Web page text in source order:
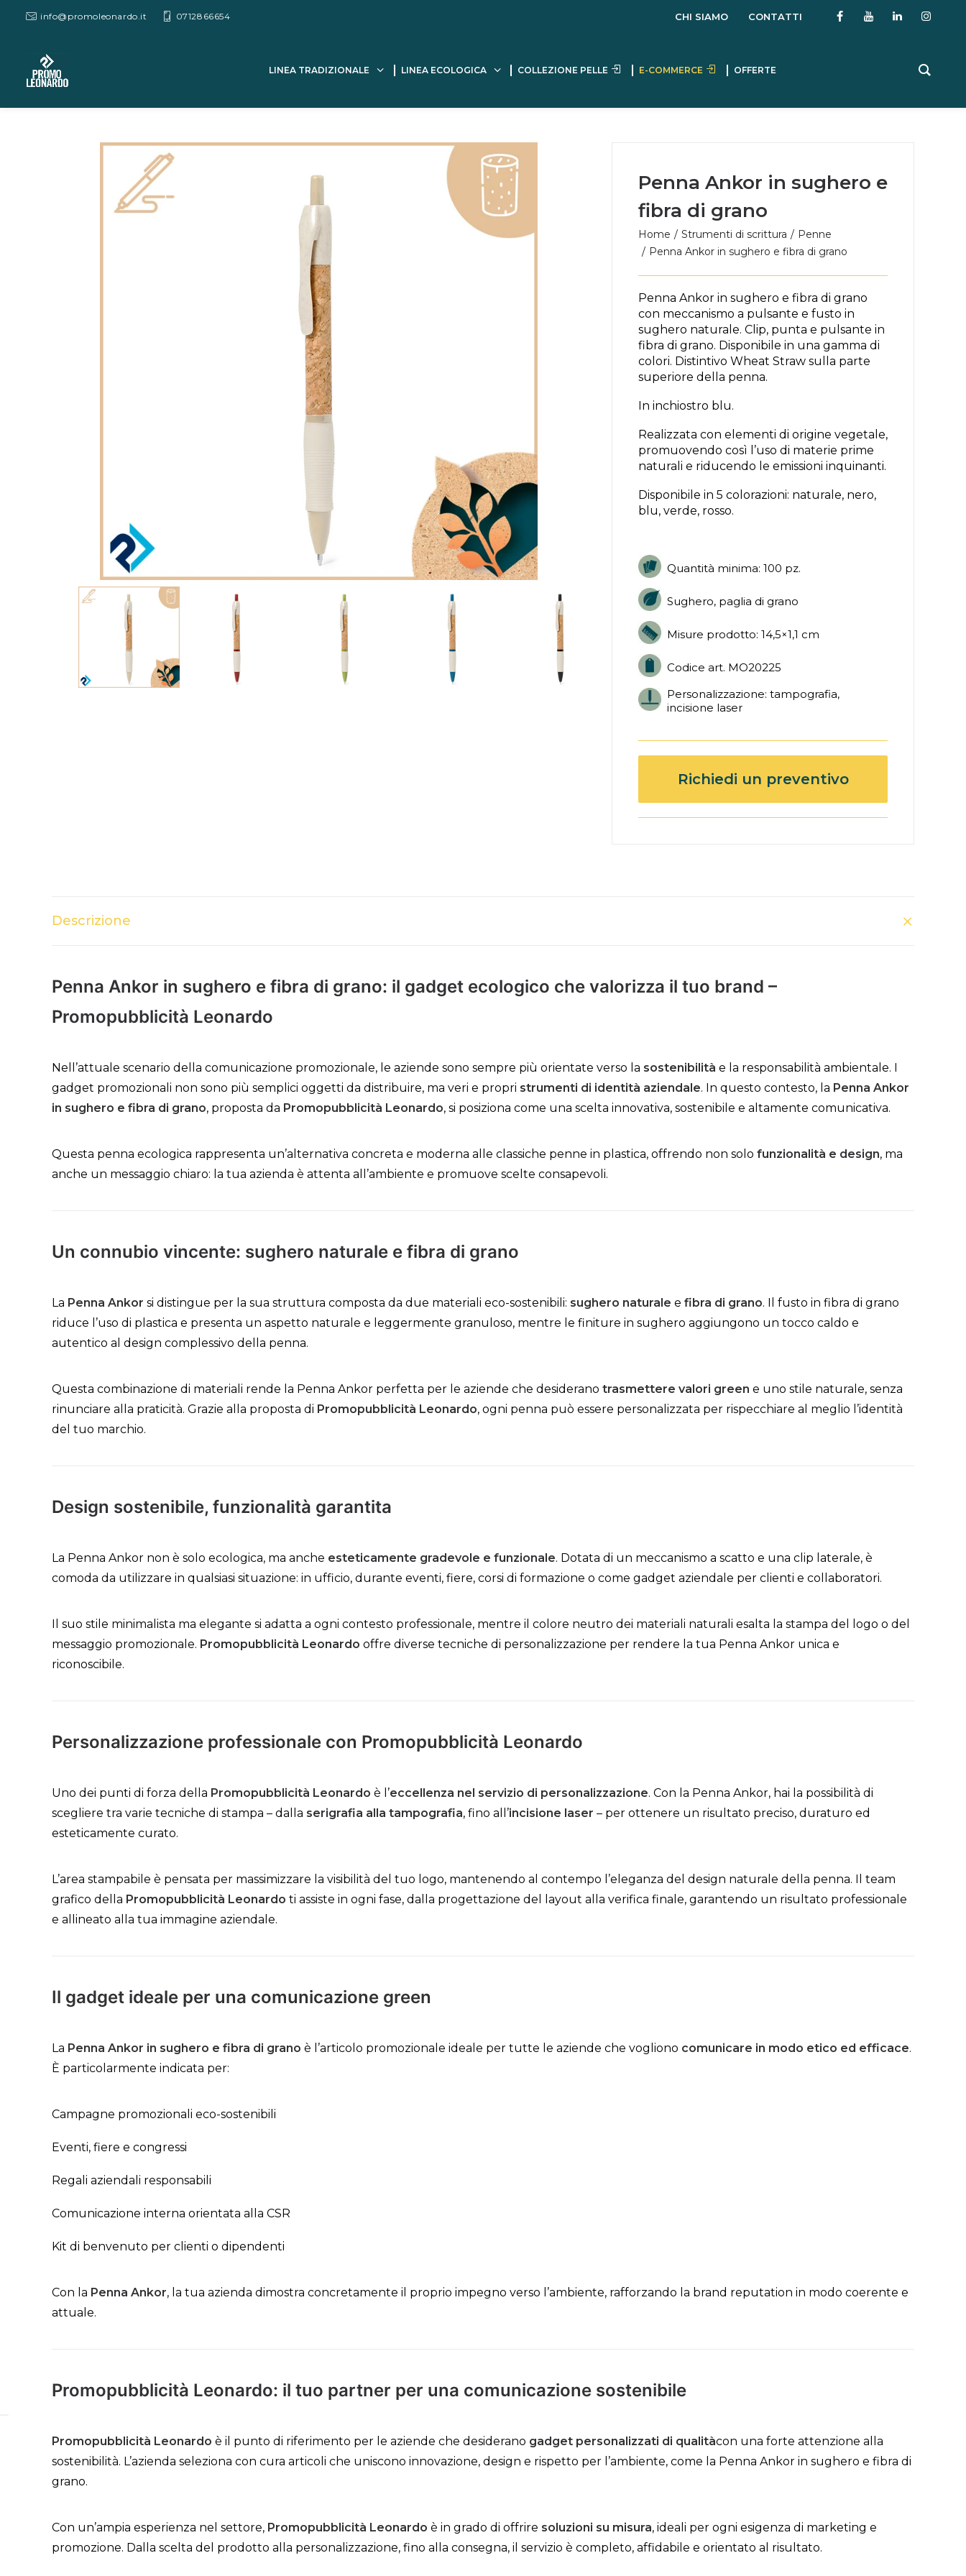
info@promoleonardo.it 0712866654 CHI SIAMO CONTATTI
LINEA TRADIZIONALE LINEA ECOLOGICA COLLEZIONE PELLE E-COMMERCE OFFERTE
Penna Ankor in sughero e
fibra di grano
Home Strumenti di scrittura
Penne
Penna Ankor in sughero e fibra di grano
Penna Ankor in sughero e fibra di grano
con meccanismo a pulsante e fusto in
sughero naturale. Clip, punta e pulsante in
fibra di grano. Disponibile in una gamma di
colori. Distintivo Wheat Straw sulla parte
superiore della penna.
In inchiostro blu.
Realizzata con elementi di origine vegetale,
promuovendo così l’uso di materie prime
naturali e riducendo le emissioni inquinanti.
Disponibile in 5 colorazioni: naturale, nero,
blu, verde, rosso.
Quantità minima: 100 pz.
Sughero, paglia di grano
Misure prodotto: 14,5×1,1 cm
Codice art. MO20225
Personalizzazione: tampografia,
incisione laser
Richiedi un preventivo
Descrizione
Penna Ankor in sughero e fibra di grano: il gadget ecologico che valorizza il tuo brand –
Promopubblicità Leonardo
Nell’attuale scenario della comunicazione promozionale, le aziende sono sempre più orientate verso la sostenibilità e la responsabilità ambientale. I
gadget promozionali non sono più semplici oggetti da distribuire, ma veri e propri strumenti di identità aziendale. In questo contesto, la Penna Ankor
in sughero e fibra di grano, proposta da Promopubblicità Leonardo, si posiziona come una scelta innovativa, sostenibile e altamente comunicativa.
Questa penna ecologica rappresenta un’alternativa concreta e moderna alle classiche penne in plastica, offrendo non solo funzionalità e design, ma
anche un messaggio chiaro: la tua azienda è attenta all’ambiente e promuove scelte consapevoli.
Un connubio vincente: sughero naturale e fibra di grano
La Penna Ankor si distingue per la sua struttura composta da due materiali eco-sostenibili: sughero naturale e fibra di grano. Il fusto in fibra di grano
riduce l’uso di plastica e presenta un aspetto naturale e leggermente granuloso, mentre le finiture in sughero aggiungono un tocco caldo e
autentico al design complessivo della penna.
Questa combinazione di materiali rende la Penna Ankor perfetta per le aziende che desiderano trasmettere valori green e uno stile naturale, senza
rinunciare alla praticità. Grazie alla proposta di Promopubblicità Leonardo, ogni penna può essere personalizzata per rispecchiare al meglio l’identità
del tuo marchio.
Design sostenibile, funzionalità garantita
La Penna Ankor non è solo ecologica, ma anche esteticamente gradevole e funzionale. Dotata di un meccanismo a scatto e una clip laterale, è
comoda da utilizzare in qualsiasi situazione: in ufficio, durante eventi, fiere, corsi di formazione o come gadget aziendale per clienti e collaboratori.
Il suo stile minimalista ma elegante si adatta a ogni contesto professionale, mentre il colore neutro dei materiali naturali esalta la stampa del logo o del
messaggio promozionale. Promopubblicità Leonardo offre diverse tecniche di personalizzazione per rendere la tua Penna Ankor unica e
riconoscibile.
Personalizzazione professionale con Promopubblicità Leonardo
Uno dei punti di forza della Promopubblicità Leonardo è l’eccellenza nel servizio di personalizzazione. Con la Penna Ankor, hai la possibilità di
scegliere tra varie tecniche di stampa – dalla serigrafia alla tampografia, fino all’incisione laser – per ottenere un risultato preciso, duraturo ed
esteticamente curato.
L’area stampabile è pensata per massimizzare la visibilità del tuo logo, mantenendo al contempo l’eleganza del design naturale della penna. Il team
grafico della Promopubblicità Leonardo ti assiste in ogni fase, dalla progettazione del layout alla verifica finale, garantendo un risultato professionale
e allineato alla tua immagine aziendale.
Il gadget ideale per una comunicazione green
La Penna Ankor in sughero e fibra di grano è l’articolo promozionale ideale per tutte le aziende che vogliono comunicare in modo etico ed efficace.
È particolarmente indicata per:
Campagne promozionali eco-sostenibili
Eventi, fiere e congressi
Regali aziendali responsabili
Comunicazione interna orientata alla CSR
Kit di benvenuto per clienti o dipendenti
Con la Penna Ankor, la tua azienda dimostra concretamente il proprio impegno verso l’ambiente, rafforzando la brand reputation in modo coerente e
attuale.
Promopubblicità Leonardo: il tuo partner per una comunicazione sostenibile
Promopubblicità Leonardo è il punto di riferimento per le aziende che desiderano gadget personalizzati di qualitàcon una forte attenzione alla
sostenibilità. L’azienda seleziona con cura articoli che uniscono innovazione, design e rispetto per l’ambiente, come la Penna Ankor in sughero e fibra di
grano.
Con un’ampia esperienza nel settore, Promopubblicità Leonardo è in grado di offrire soluzioni su misura, ideali per ogni esigenza di marketing e
promozione. Dalla scelta del prodotto alla personalizzazione, fino alla consegna, il servizio è completo, affidabile e orientato al risultato.